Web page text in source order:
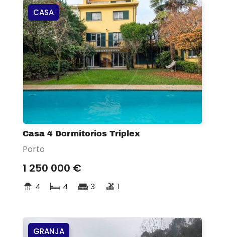
CASA
Casa 4 Dormitorios Triplex
Porto
1 250 000 €
4 4 3 1
GRANJA